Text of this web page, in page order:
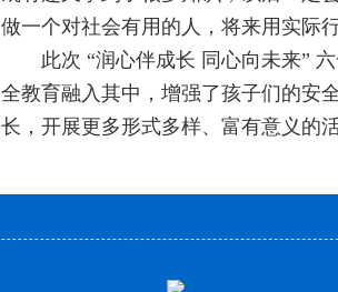
做一个对社会有用的人，将来用实际
此次 “润心伴成长 同心向未来” 六
全教育融入其中，增强了孩子们的安
长，开展更多形式多样、富有意义的